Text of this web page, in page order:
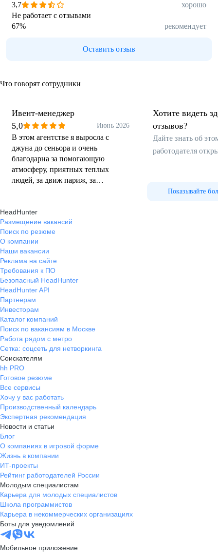
3,7
хорошо
Не работает с отзывами
67% рекомендует
Оставить отзыв
Что говорят сотрудники
Ивент-менеджер
5,0
Июнь 2026
В этом агентстве я выросла с
джуна до сеньора и очень
благодарна за помогающую
атмосферу, приятных теплых
людей, за движ париж, за
Было много интересных
разноформатных проектов,
крупных гос и корп клиентов,
чувство командного плеча и
доверия тебе как специалисту,
которое хочется оправдать. Ушла
по личным обстоятельствам, но
рекомендую агентство от души
Хотите видеть
отзывов?
Дайте знать об
работодателя
Показывайте
HeadHunter
Размещение вакансий
Поиск по резюме
О компании
Наши вакансии
Реклама на сайте
Требования к ПО
Безопасный HeadHunter
HeadHunter API
Партнерам
Инвесторам
Каталог компаний
Поиск по вакансиям в Москве
Работа рядом с метро
Сетка: соцсеть для нетворкинга
Соискателям
hh PRO
Готовое резюме
Все сервисы
Хочу у вас работать
Производственный календарь
Экспертная рекомендация
Новости и статьи
Блог
О компаниях в игровой форме
Жизнь в компании
ИТ-проекты
Рейтинг работодателей России
Молодым специалистам
Карьера для молодых специалистов
Школа программистов
Карьера в некоммерческих организациях
Боты для уведомлений
Мобильное приложение